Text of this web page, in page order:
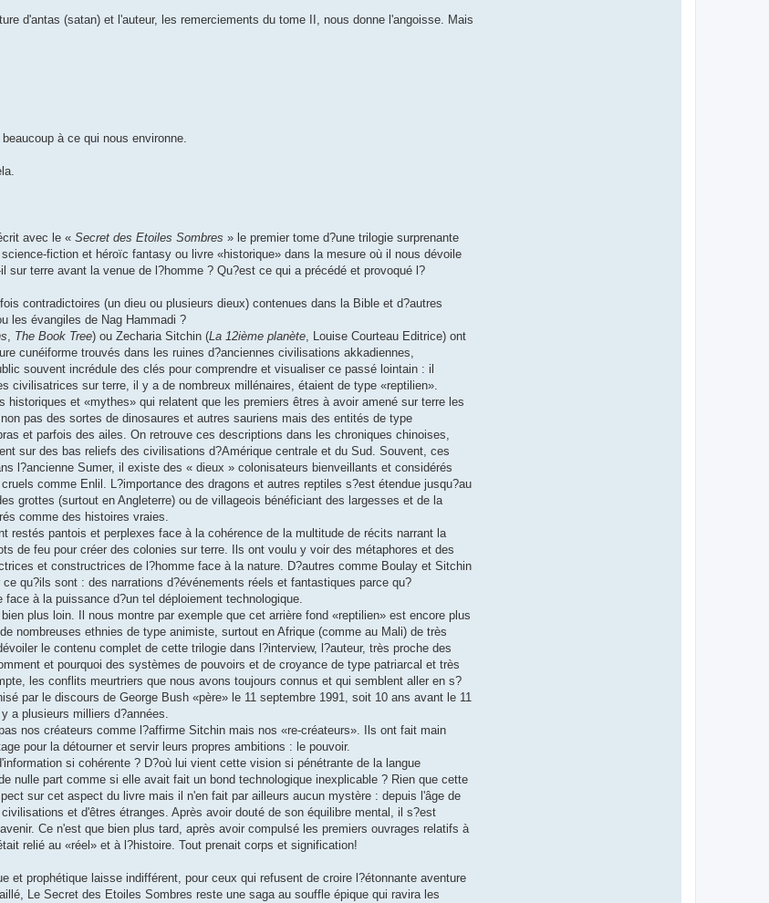
d'antas (satan) et l'auteur, les remerciements du tome II, nous donne l'angoisse. Mais
à ce qui nous environne.
avec le « Secret des Etoiles Sombres » le premier tome d?une trilogie surprenante
fiction et héroïc fantasy ou livre «historique» dans la mesure où il nous dévoile
terre avant la venue de l?homme ? Qu?est ce qui a précédé et provoqué l?
contradictoires (un dieu ou plusieurs dieux) contenues dans la Bible et d?autres
les évangiles de Nag Hammadi ?
, The Book Tree) ou Zecharia Sitchin (La 12ième planète, Louise Courteau Editrice) ont
cunéiforme trouvés dans les ruines d?anciennes civilisations akkadiennes,
souvent incrédule des clés pour comprendre et visualiser ce passé lointain : il
civilisatrices sur terre, il y a de nombreux millénaires, étaient de type «reptilien».
et «mythes» qui relatent que les premiers êtres à avoir amené sur terre les
pas des sortes de dinosaures et autres sauriens mais des entités de type
et parfois des ailes. On retrouve ces descriptions dans les chroniques chinoises,
sur des bas reliefs des civilisations d?Amérique centrale et du Sud. Souvent, ces
l?ancienne Sumer, il existe des « dieux » colonisateurs bienveillants et considérés
comme Enlil. L?importance des dragons et autres reptiles s?est étendue jusqu?au
grottes (surtout en Angleterre) ou de villageois bénéficiant des largesses et de la
comme des histoires vraies.
restés pantois et perplexes face à la cohérence de la multitude de récits narrant la
de feu pour créer des colonies sur terre. Ils ont voulu y voir des métaphores et des
et constructrices de l?homme face à la nature. D?autres comme Boulay et Sitchin
qu?ils sont : des narrations d?événements réels et fantastiques parce qu?
à la puissance d?un tel déploiement technologique.
plus loin. Il nous montre par exemple que cet arrière fond «reptilien» est encore plus
nombreuses ethnies de type animiste, surtout en Afrique (comme au Mali) de très
le contenu complet de cette trilogie dans l?interview, l?auteur, très proche des
et pourquoi des systèmes de pouvoirs et de croyance de type patriarcal et très
les conflits meurtriers que nous avons toujours connus et qui semblent aller en s?
par le discours de George Bush «père» le 11 septembre 1991, soit 10 ans avant le 11
a plusieurs milliers d?années.
nos créateurs comme l?affirme Sitchin mais nos «re-créateurs». Ils ont fait main
pour la détourner et servir leurs propres ambitions : le pouvoir.
si cohérente ? D?où lui vient cette vision si pénétrante de la langue
nulle part comme si elle avait fait un bond technologique inexplicable ? Rien que cette
sur cet aspect du livre mais il n'en fait par ailleurs aucun mystère : depuis l'âge de
et d'êtres étranges. Après avoir douté de son équilibre mental, il s?est
Ce n'est que bien plus tard, après avoir compulsé les premiers ouvrages relatifs à
relié au «réel» et à l?histoire. Tout prenait corps et signification!
et prophétique laisse indifférent, pour ceux qui refusent de croire l?étonnante aventure
Le Secret des Etoiles Sombres reste une saga au souffle épique qui ravira les